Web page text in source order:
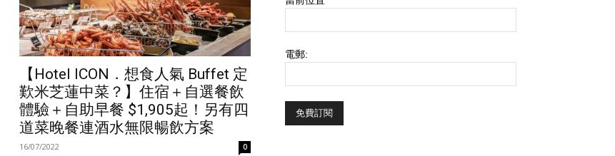
【Hotel ICON．想食人氣 Buffet 定
歎米芝蓮中菜？】住宿＋自選餐飲
體驗＋自助早餐 $1,905起！另有四
道菜晚餐連酒水無限暢飲方案
16/07/2022 0
電郵: